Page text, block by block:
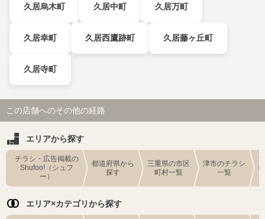
久居烏木町 久居中町 久居万町
久居幸町 久居西鷹跡町 久居藤ヶ丘町
久居寺町
この店舗へのその他の経路
エリアから探す
チラシ・広告掲載の
Shufoo!（シュフ
ー）
都道府県から
探す
三重県の市区
町村一覧
津市のチラシ
一覧
エリア×カテゴリから探す